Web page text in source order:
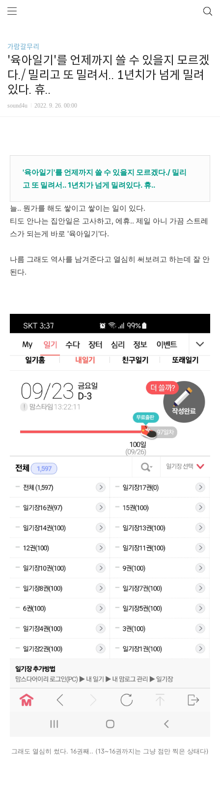
가람갈무리
'육아일기'를 언제까지 쓸 수 있을지 모르겠
다./ 밀리고 또 밀려서.. 1년치가 넘게 밀려
있다. 휴..
sound4u 2022. 9. 26. 00:00
'육아일기'를 언제까지 쓸 수 있을지 모르겠다./ 밀리
고 또 밀려서.. 1년치가 넘게 밀려있다. 휴..
늘.. 뭔가를 해도 쌓이고 쌓이는 일이 있다.
티도 안나는 집안일은 고사하고, 에휴.. 제일 아니 가끔 스트레
스가 되는게 바로 '육아일기'다.
나름 그래도 역사를 남겨준다고 열심히 써보려고 하는데 잘 안
된다.
그래도 열심히 썼다. 16권째.. (13~16권까지는 그냥 점만 찍은 상태다)